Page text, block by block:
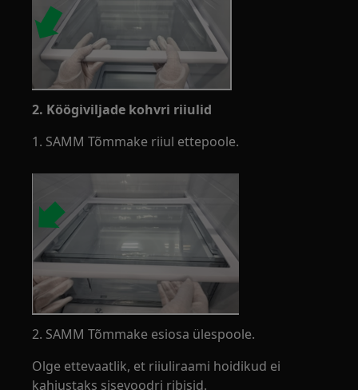
2. Köögiviljade kohvri riiulid
1. SAMM Tõmmake riiul ettepoole.
2. SAMM Tõmmake esiosa ülespoole.
Olge ettevaatlik, et riiuliraami hoidikud ei
kahjustaks sisevoodri ribisid.